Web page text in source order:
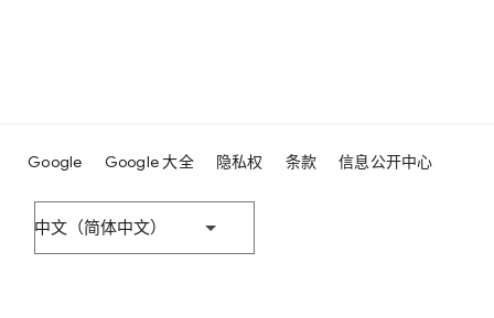
Google Google 大全 隐私权 条款 信息公开中心
中文（简体中文）